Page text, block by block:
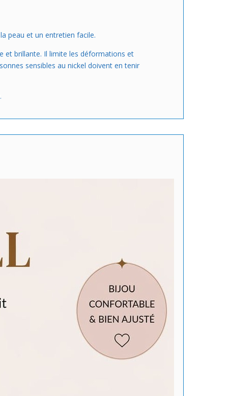
peau et un entretien facile.
et brillante. Il limite les déformations et
sensibles au nickel doivent en tenir